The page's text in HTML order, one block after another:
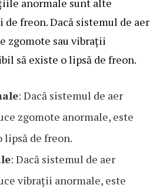
freon. Dacă sistemul de aer
zgomote sau vibrații
să existe o lipsă de freon.
: Dacă sistemul de aer
zgomote anormale, este
lipsă de freon.
: Dacă sistemul de aer
vibrații anormale, este